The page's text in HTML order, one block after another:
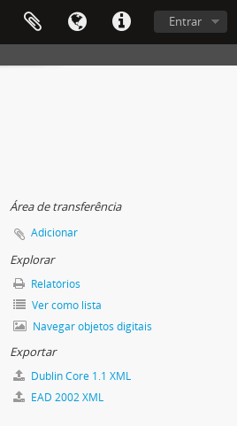
Entrar
Área de transferência
Adicionar
Explorar
Relatórios
Ver como lista
Navegar objetos digitais
Exportar
Dublin Core 1.1 XML
EAD 2002 XML